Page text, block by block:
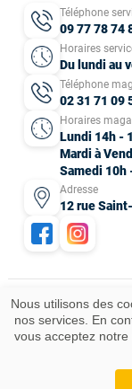
Téléphone
09 77 78 74
Horaires
Du lundi au
Téléphone
02 31 71 09
Horaires
Lundi 14h -
Mardi à
Samedi 10h
Adresse
12 rue
Nous utilisons des
nos services. En
vous acceptez notre
Mentions légales